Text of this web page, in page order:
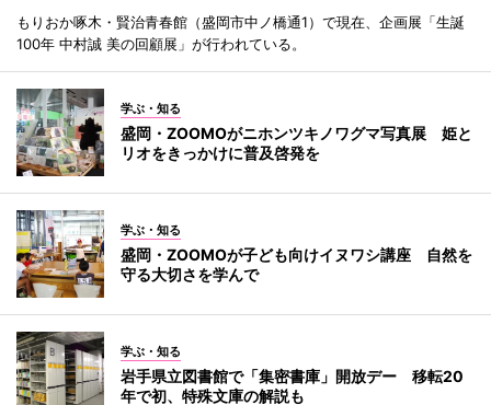
もりおか啄木・賢治青春館（盛岡市中ノ橋通1）で現在、企画展「生誕
100年 中村誠 美の回顧展」が行われている。
学ぶ・知る
盛岡・ZOOMOがニホンツキノワグマ写真展 姫と
リオをきっかけに普及啓発を
学ぶ・知る
盛岡・ZOOMOが子ども向けイヌワシ講座 自然を
守る大切さを学んで
学ぶ・知る
岩手県立図書館で「集密書庫」開放デー 移転20
年で初、特殊文庫の解説も